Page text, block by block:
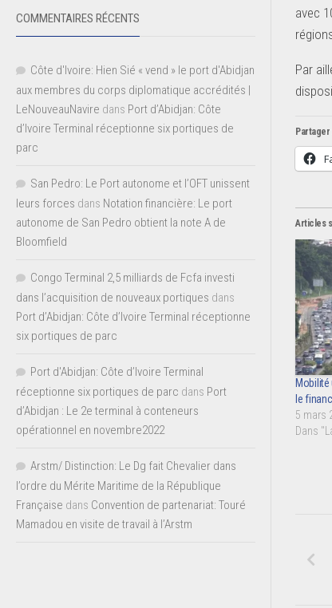
avec
Par
Partager
Articles
le
5 mars
Dans
COMMENTAIRES RÉCENTS
Côte d'Ivoire: Hien Sié « vend » le port d'Abidjan
aux membres du corps diplomatique accrédités |
LeNouveauNavire dans Port d’Abidjan: Côte
d’Ivoire Terminal réceptionne six portiques de
parc
San Pedro: Le Port autonome et l’OFT unissent
leurs forces dans Notation financière: Le port
autonome de San Pedro obtient la note A de
Bloomfield
Congo Terminal 2,5 milliards de Fcfa investi
dans l’acquisition de nouveaux portiques dans
Port d’Abidjan: Côte d’Ivoire Terminal réceptionne
six portiques de parc
Port d'Abidjan: Côte d’Ivoire Terminal
réceptionne six portiques de parc dans Port
d’Abidjan : Le 2e terminal à conteneurs
opérationnel en novembre2022
Arstm/ Distinction: Le Dg fait Chevalier dans
l’ordre du Mérite Maritime de la République
Française dans Convention de partenariat: Touré
Mamadou en visite de travail à l’Arstm